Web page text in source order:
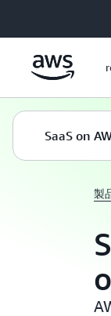
SaaS on
製